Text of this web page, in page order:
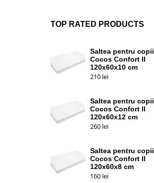
TOP RATED PRODUCTS
Saltea pentru copii
Cocos Confort II
120x60x10 cm
210 lei
Saltea pentru copii
Cocos Confort II
120x60x12 cm
260 lei
Saltea pentru copii
Cocos Confort II
120x60x8 cm
160 lei